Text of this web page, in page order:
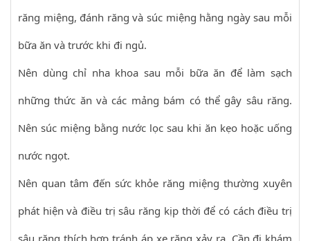
răng miệng, đánh răng và súc miệng hằng ngày sau mỗi
bữa ăn và trước khi đi ngủ.
Nên dùng chỉ nha khoa sau mỗi bữa ăn để làm sạch
những thức ăn và các mảng bám có thể gây sâu răng.
Nên súc miệng bằng nước lọc sau khi ăn kẹo hoặc uống
nước ngọt.
Nên quan tâm đến sức khỏe răng miệng thường xuyên
phát hiện và điều trị sâu răng kịp thời để có cách điều trị
sâu răng thích hợp tránh áp xe răng xảy ra. Cần đi khám